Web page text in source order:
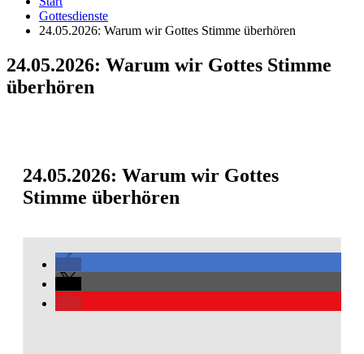
Gottesdienste
24.05.2026: Warum wir Gottes Stimme überhören
24.05.2026: Warum wir Gottes Stimme
überhören
24.05.2026: Warum wir Gottes
Stimme überhören